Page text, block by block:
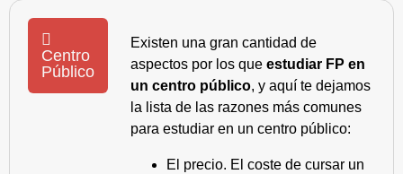
Centro
Público
Existen una gran cantidad de
aspectos por los que estudiar FP en
un centro público, y aquí te dejamos
la lista de las razones más comunes
para estudiar en un centro público:
El precio. El coste de cursar un